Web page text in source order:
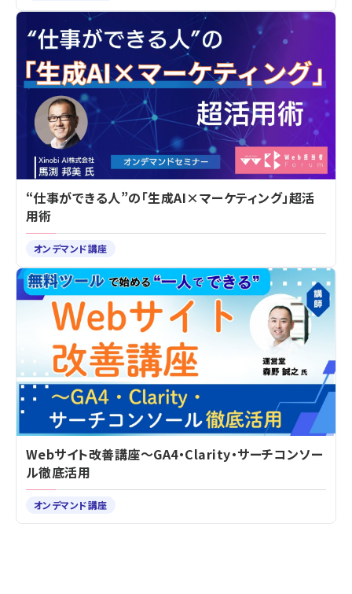
“仕事ができる人”の「生成AI×マーケティング」超活
用術
オンデマンド講座
Webサイト改善講座～GA4・Clarity・サーチコンソー
ル徹底活用
オンデマンド講座